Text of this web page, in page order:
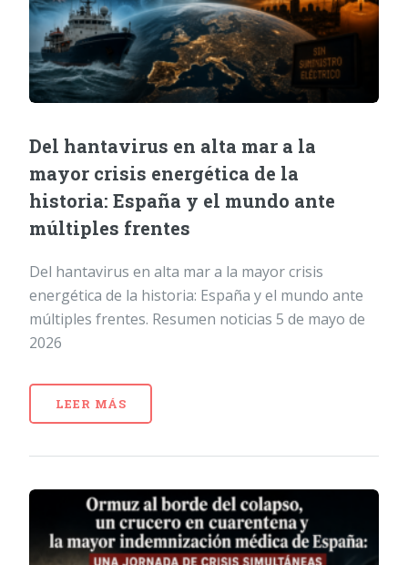
Del hantavirus en alta mar a la
mayor crisis energética de la
historia: España y el mundo ante
múltiples frentes
Del hantavirus en alta mar a la mayor crisis
energética de la historia: España y el mundo ante
múltiples frentes. Resumen noticias 5 de mayo de
2026
LEER MÁS